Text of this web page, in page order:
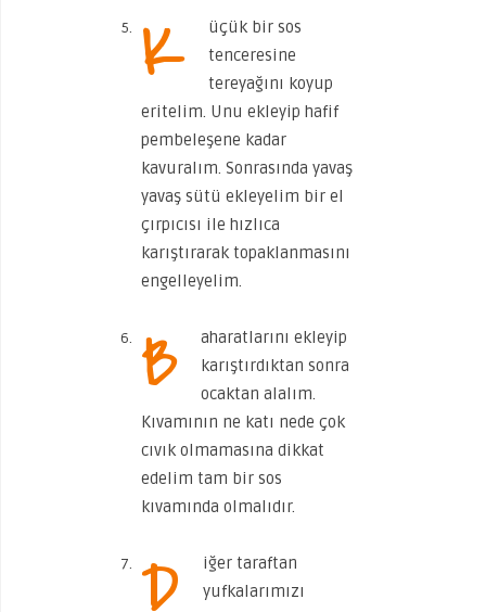
K
üçük bir sos
tenceresine
tereyağını koyup
eritelim. Unu ekleyip hafif
pembeleşene kadar
kavuralım. Sonrasında yavaş
yavaş sütü ekleyelim bir el
çırpıcısı ile hızlıca
karıştırarak topaklanmasını
engelleyelim.
B
aharatlarını ekleyip
karıştırdıktan sonra
ocaktan alalım.
Kıvamının ne katı nede çok
cıvık olmamasına dikkat
edelim tam bir sos
kıvamında olmalıdır.
D
iğer taraftan
yufkalarımızı